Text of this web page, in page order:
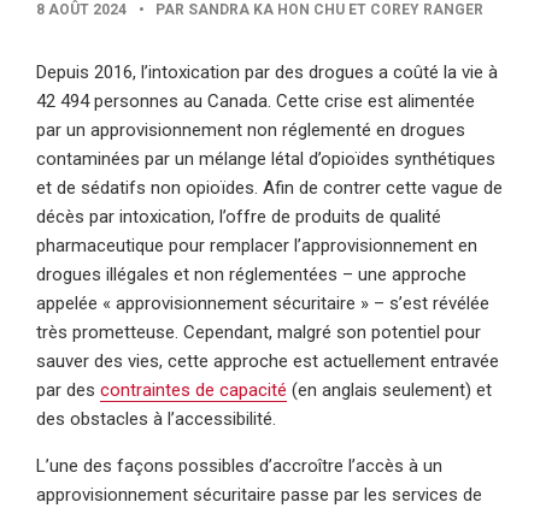
PUBLISHED
8 AOÛT 2024 • PAR SANDRA KA HON CHU ET COREY RANGER
Depuis 2016, l’intoxication par des drogues a coûté la vie à
42 494 personnes au Canada. Cette crise est alimentée
par un approvisionnement non réglementé en drogues
contaminées par un mélange létal d’opioïdes synthétiques
et de sédatifs non opioïdes. Afin de contrer cette vague de
décès par intoxication, l’offre de produits de qualité
pharmaceutique pour remplacer l’approvisionnement en
drogues illégales et non réglementées – une approche
appelée « approvisionnement sécuritaire » – s’est révélée
très prometteuse. Cependant, malgré son potentiel pour
sauver des vies, cette approche est actuellement entravée
par des contraintes de capacité (en anglais seulement) et
des obstacles à l’accessibilité.
L’une des façons possibles d’accroître l’accès à un
approvisionnement sécuritaire passe par les services de